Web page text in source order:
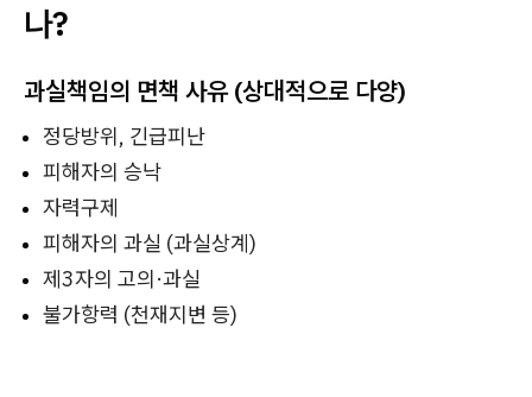
나?
과실책임의 면책 사유 (상대적으로 다양)
정당방위, 긴급피난
피해자의 승낙
자력구제
피해자의 과실 (과실상계)
제3자의 고의·과실
불가항력 (천재지변 등)